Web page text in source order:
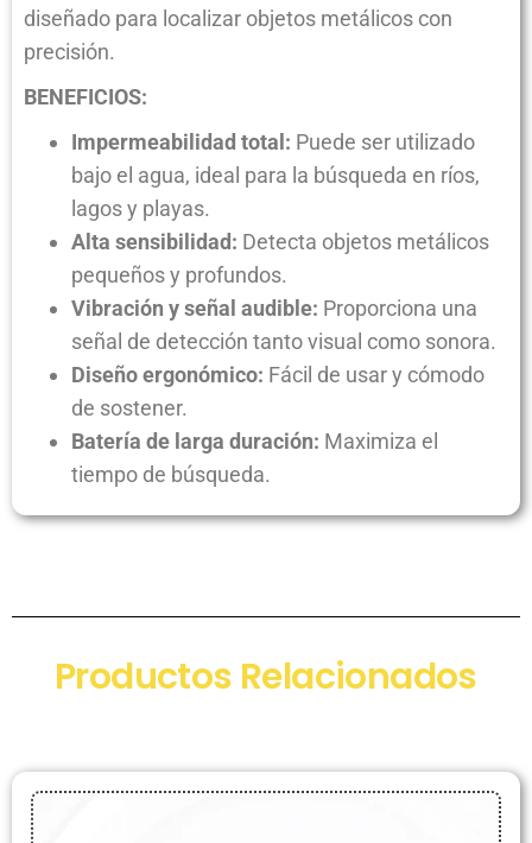
diseñado para localizar objetos metálicos con
precisión.
BENEFICIOS:
Impermeabilidad total: Puede ser utilizado
bajo el agua, ideal para la búsqueda en ríos,
lagos y playas.
Alta sensibilidad: Detecta objetos metálicos
pequeños y profundos.
Vibración y señal audible: Proporciona una
señal de detección tanto visual como sonora.
Diseño ergonómico: Fácil de usar y cómodo
de sostener.
Batería de larga duración: Maximiza el
tiempo de búsqueda.
Productos Relacionados